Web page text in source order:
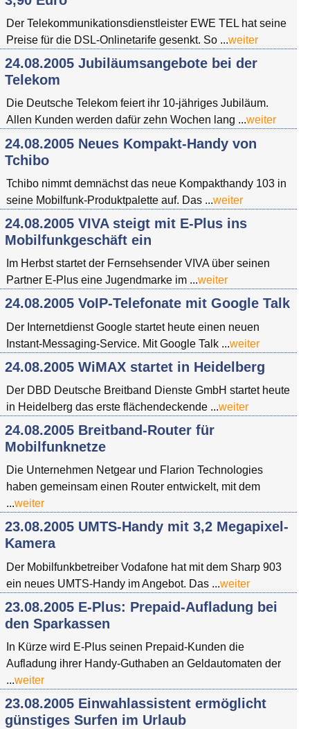
Der Telekommunikationsdienstleister EWE TEL hat seine
Preise für die DSL-Onlinetarife gesenkt. So ...weiter
24.08.2005 Jubiläumsangebote bei der
Telekom
Die Deutsche Telekom feiert ihr 10-jähriges Jubiläum.
Allen Kunden werden dafür zehn Wochen lang ...weiter
24.08.2005 Neues Kompakt-Handy von
Tchibo
Tchibo nimmt demnächst das neue Kompakthandy 103 in
seine Mobilfunk-Produktpalette auf. Das ...weiter
24.08.2005 VIVA steigt mit E-Plus ins
Mobilfunkgeschäft ein
Im Herbst startet der Fernsehsender VIVA über seinen
Partner E-Plus eine Jugendmarke im ...weiter
24.08.2005 VoIP-Telefonate mit Google Talk
Der Internetdienst Google startet heute einen neuen
Instant-Messaging-Service. Mit Google Talk ...weiter
24.08.2005 WiMAX startet in Heidelberg
Der DBD Deutsche Breitband Dienste GmbH startet heute
in Heidelberg das erste flächendeckende ...weiter
24.08.2005 Breitband-Router für
Mobilfunknetze
Die Unternehmen Netgear und Flarion Technologies
haben gemeinsam einen Router entwickelt, mit dem
...weiter
23.08.2005 UMTS-Handy mit 3,2 Megapixel-
Kamera
Der Mobilfunkbetreiber Vodafone hat mit dem Sharp 903
ein neues UMTS-Handy im Angebot. Das ...weiter
23.08.2005 E-Plus: Prepaid-Aufladung bei
den Sparkassen
In Kürze wird E-Plus seinen Prepaid-Kunden die
Aufladung ihrer Handy-Guthaben an Geldautomaten der
...weiter
23.08.2005 Einwahlassistent ermöglicht
günstiges Surfen im Urlaub